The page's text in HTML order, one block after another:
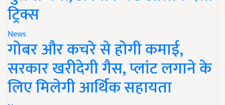
ट्रिक्स
News
गोबर और कचरे से होगी कमाई,
सरकार खरीदेगी गैस, प्लांट लगाने के
लिए मिलेगी आर्थिक सहायता